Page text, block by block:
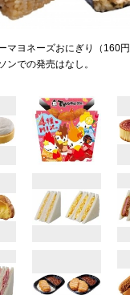
マヨネーズおにぎり（160
での発売はなし。